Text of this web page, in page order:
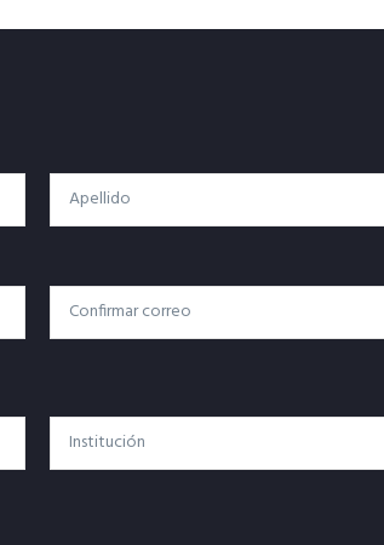
Apellido
Confirmar Correo
Institución